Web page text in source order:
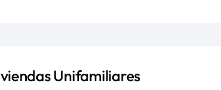
Unifamiliares